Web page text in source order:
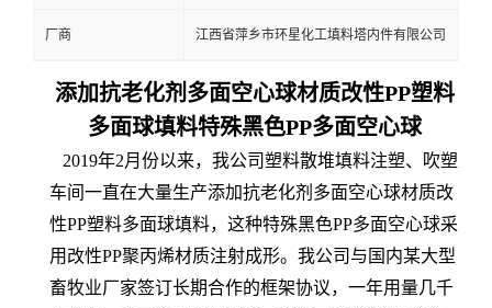
厂商 江西省萍乡市环星化工填料塔内件有限公司
添加抗老化剂多面空心球材质改性PP塑料
多面球填料特殊黑色PP多面空心球
2019年2月份以来，我公司塑料散堆填料注塑、吹塑
车间一直在大量生产添加抗老化剂多面空心球材质改
性PP塑料多面球填料，这种特殊黑色PP多面空心球采
用改性PP聚丙烯材质注射成形。我公司与国内某大型
畜牧业厂家签订长期合作的框架协议，一年用量几千